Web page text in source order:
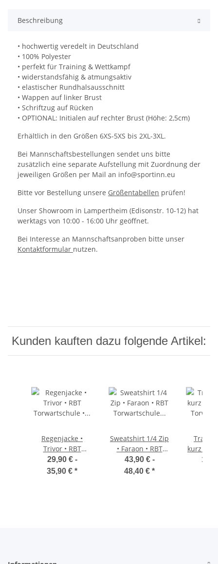
Beschreibung
• hochwertig veredelt in Deutschland
• 100% Polyester
• perfekt für Training & Wettkampf
• widerstandsfähig & atmungsaktiv
• elastischer Rundhalsausschnitt
• Wappen auf linker Brust
• Schriftzug auf Rücken
• OPTIONAL: Initialen auf rechter Brust (Höhe: 2,5cm)
Erhältlich in den Größen 6XS-5XS bis 2XL-3XL.
Bei Mannschaftsbestellungen sendet uns bitte
zusätzlich eine separate Aufstellung mit Zuordnung der
jeweiligen Größen per Mail an info@sportinn.eu
Bitte vor Bestellung unsere Größentabellen prüfen!
Unser Showroom in Lampertheim (Edisonstr. 10-12) hat
werktags von 10:00 - 16:00 Uhr geöffnet.
Bei Interesse an Mannschaftsanproben bitte unser
Kontaktformular nutzen.
Kunden kauften dazu folgende Artikel:
Regenjacke •
Trivor • RBT
Torwartschule •
Schwarz • mit
29,90 € -
35,90 € *
Sweatshirt 1/4 Zip
• Faraon • RBT
Torwartschule •
Grau • Langarm
43,90 € -
48,40 € *
kurz •